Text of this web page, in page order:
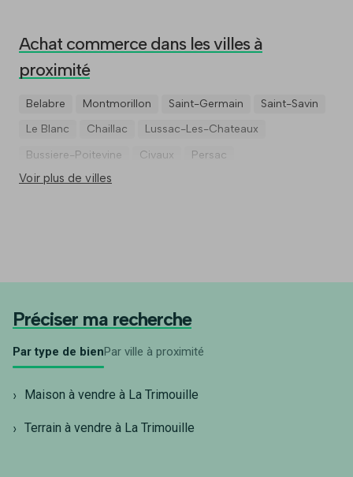
Achat commerce dans les villes à
proximité
Belabre Montmorillon Saint-Germain
Saint-Savin
Le Blanc
Chaillac
Lussac-Les-Chateaux
Bussiere-Poitevine
Civaux Persac
Voir plus de villes
Préciser ma recherche
Par type de bienPar ville à proximité
Maison à vendre à La Trimouille
Terrain à vendre à La Trimouille